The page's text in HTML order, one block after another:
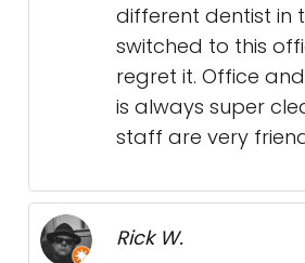
different dentist in
switched to this
regret it. Office
is always super
staff are very
Rick W.